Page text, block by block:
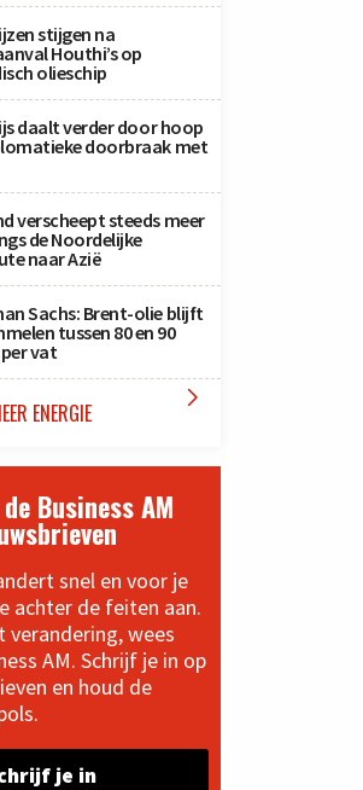
stijgen na
Houthi’s op
olieschip
daalt verder door hoop
doorbraak met
verscheept steeds meer
de Noordelijke
naar Azië
Sachs: Brent-olie blijft
tussen 80 en 90
vat
ENERGIE 
Business AM
snel en voor je
achter de feiten aan.
verandering, wees
AM. Schrijf je in op
en houd de
je in